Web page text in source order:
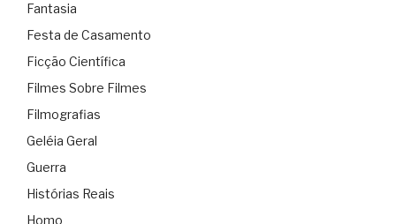
Fantasia
Festa de Casamento
Ficção Científica
Filmes Sobre Filmes
Filmografias
Geléia Geral
Guerra
Histórias Reais
Homo